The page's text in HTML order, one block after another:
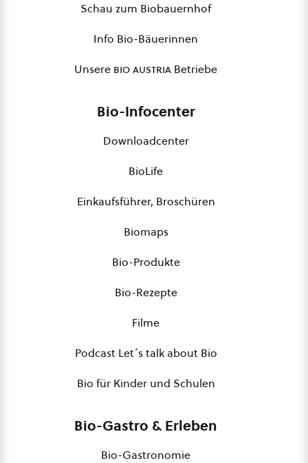
Schau zum Biobauernhof
Info Bio-Bäuerinnen
Unsere bio austria Betriebe
Bio-Infocenter
Downloadcenter
BioLife
Einkaufsführer, Broschüren
Biomaps
Bio-Produkte
Bio-Rezepte
Filme
Podcast Let´s talk about Bio
Bio für Kinder und Schulen
Bio-Gastro & Erleben
Bio-Gastronomie